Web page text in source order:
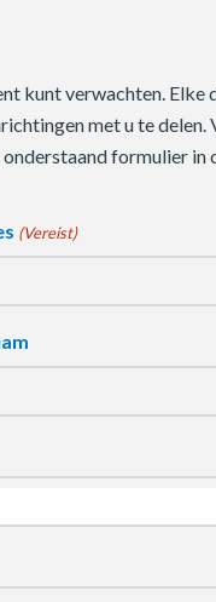
kunt verwachten. Elke
met u te delen.
formulier in
(Vereist)